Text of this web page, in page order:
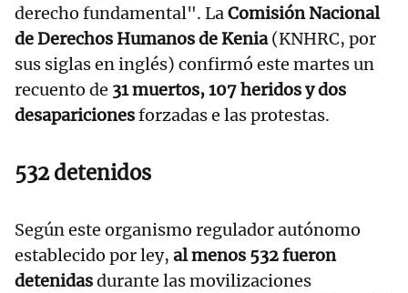
derecho fundamental". LaComisión Nacional
de Derechos Humanos de Kenia(KNHRC, por
sus siglas en inglés) confirmó este martes un
recuento de 31 muertos, 107 heridos y dos
desaparicionesforzadas e las protestas.
532 detenidos
Según este organismo regulador autónomo
establecido por ley, al menos 532 fueron
detenidasdurante las movilizaciones